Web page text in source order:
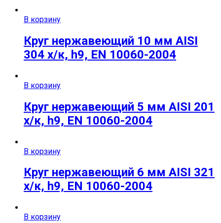
В корзину
Круг нержавеющий 10 мм AISI
304 х/к, h9, EN 10060-2004
В корзину
Круг нержавеющий 5 мм AISI 201
х/к, h9, EN 10060-2004
В корзину
Круг нержавеющий 6 мм AISI 321
х/к, h9, EN 10060-2004
В корзину